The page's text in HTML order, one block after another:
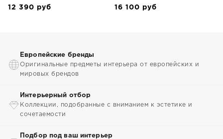
12 390 руб 16 100 руб
Европейские бренды
Оригинальные предметы интерьера от европейских и
мировых брендов
Интерьерный отбор
Коллекции, подобранные с вниманием к эстетике и
сочетаемости
Подбор под ваш интерьер